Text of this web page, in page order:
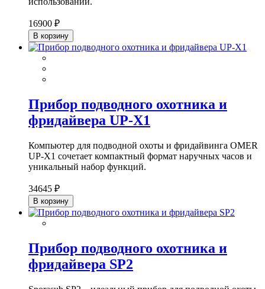
16900 ₽
В корзину
Прибор подводного охотника и
фридайвера UP-X1
Компьютер для подводной охоты и фридайвинга OMER
UP-X1 сочетает компактный формат наручных часов и
уникальный набор функций.
34645 ₽
В корзину
Прибор подводного охотника и
фридайвера SP2